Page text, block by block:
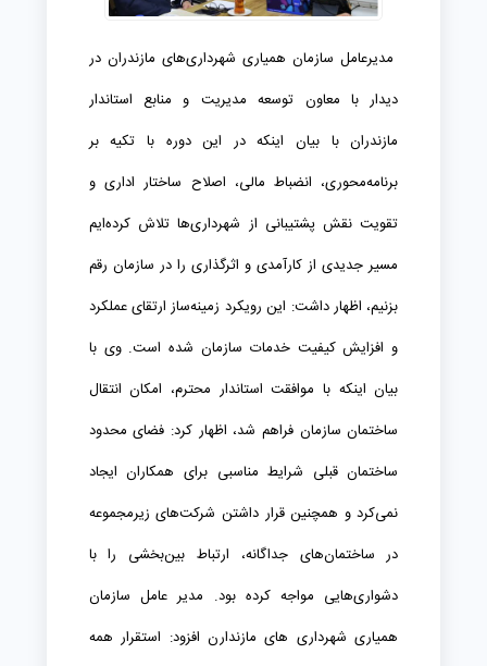
مدیرعامل سازمان همیاری شهرداری‌های مازندران در
دیدار با معاون توسعه مدیریت و منابع استاندار
مازندران با بیان اینکه در این دوره با تکیه بر
برنامه‌محوری، انضباط مالی، اصلاح ساختار اداری و
تقویت نقش پشتیبانی از شهرداری‌ها تلاش کرده‌ایم
مسیر جدیدی از کارآمدی و اثرگذاری را در سازمان رقم
بزنیم، اظهار داشت: این رویکرد زمینه‌ساز ارتقای عملکرد
و افزایش کیفیت خدمات سازمان شده است. وی با
بیان اینکه با موافقت استاندار محترم، امکان انتقال
ساختمان سازمان فراهم شد، اظهار کرد: فضای محدود
ساختمان قبلی شرایط مناسبی برای همکاران ایجاد
نمی‌کرد و همچنین قرار داشتن شرکت‌های زیرمجموعه
در ساختمان‌های جداگانه، ارتباط بین‌بخشی را با
دشواری‌هایی مواجه کرده بود. مدیر عامل سازمان
همیاری شهرداری های مازندارن افزود: استقرار همه